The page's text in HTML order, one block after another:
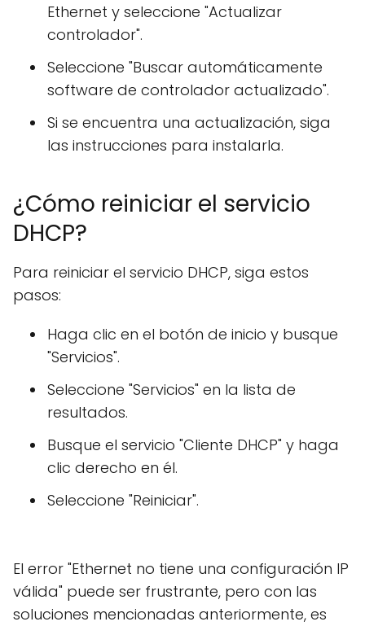
Ethernet y seleccione "Actualizar
controlador".
Seleccione "Buscar automáticamente
software de controlador actualizado".
Si se encuentra una actualización, siga
las instrucciones para instalarla.
¿Cómo reiniciar el servicio
DHCP?
Para reiniciar el servicio DHCP, siga estos
pasos:
Haga clic en el botón de inicio y busque
"Servicios".
Seleccione "Servicios" en la lista de
resultados.
Busque el servicio "Cliente DHCP" y haga
clic derecho en él.
Seleccione "Reiniciar".
El error "Ethernet no tiene una configuración IP
válida" puede ser frustrante, pero con las
soluciones mencionadas anteriormente, es